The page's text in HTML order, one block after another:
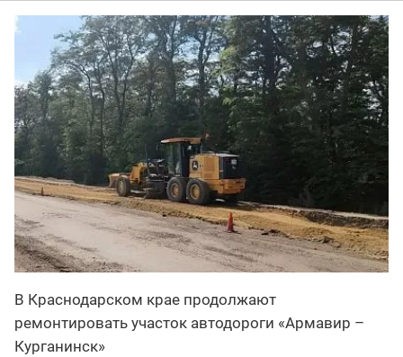
В Краснодарском крае продолжают
ремонтировать участок автодороги «Армавир –
Курганинск»